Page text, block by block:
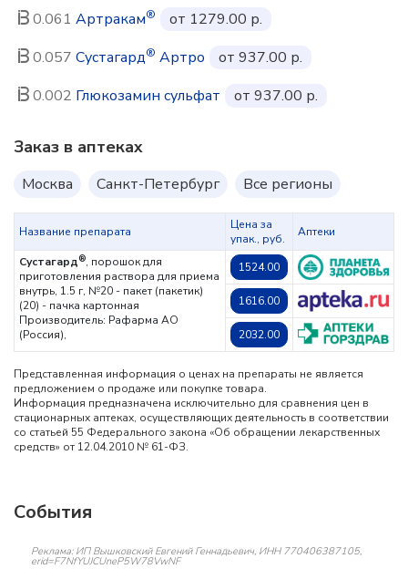
0.061 Артракам®
от 1279.00 р.
0.057 Сустагард® Артро
от 937.00 р.
0.002 Глюкозамин сульфат от 937.00 р.
Заказ в аптеках
Москва Санкт-Петербург Все регионы
Название препарата
Цена за
упак., руб.
Аптеки
Сустагард®, порошок для
приготовления раствора для приема
внутрь, 1.5 г, №20 - пакет (пакетик)
(20) - пачка картонная
Производитель: Рафарма АО
(Россия),
1524.00
1616.00
2032.00
Представленная информация о ценах на препараты не является
предложением о продаже или покупке товара.
Информация предназначена исключительно для сравнения цен в
стационарных аптеках, осуществляющих деятельность в соответствии
со статьей 55 Федерального закона «Об обращении лекарственных
средств» от 12.04.2010 № 61-ФЗ.
События
Реклама: ИП Вышковский Евгений Геннадьевич, ИНН 770406387105,
erid=F7NfYUJCUneP5W78VwNF